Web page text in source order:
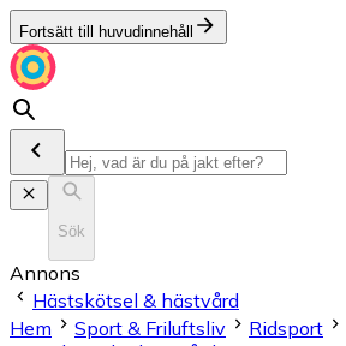
Fortsätt till huvudinnehåll
Sök
Annons
Hästskötsel & hästvård
Hem
Sport & Friluftsliv Ridsport